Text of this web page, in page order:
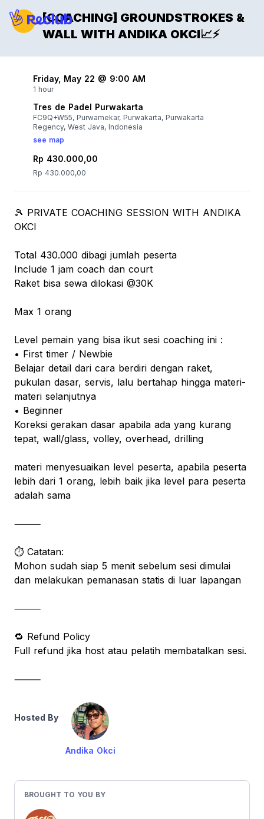
[COACHING] GROUNDSTROKES &
WALL WITH ANDIKA OKCI📈⚡️
Friday, May 22 @ 9:00 AM
1 hour
Tres de Padel Purwakarta
FC9Q+W55, Purwamekar, Purwakarta, Purwakarta
Regency, West Java, Indonesia
see map
Rp 430.000,00
Rp 430.000,00
🎾 PRIVATE COACHING SESSION WITH ANDIKA
OKCI
Total 430.000 dibagi jumlah peserta
Include 1 jam coach dan court
Raket bisa sewa dilokasi @30K
Max 1 orang
Level pemain yang bisa ikut sesi coaching ini :
• First timer / Newbie
Belajar detail dari cara berdiri dengan raket,
pukulan dasar, servis, lalu bertahap hingga materi-
materi selanjutnya
• Beginner
Koreksi gerakan dasar apabila ada yang kurang
tepat, wall/glass, volley, overhead, drilling
materi menyesuaikan level peserta, apabila peserta
lebih dari 1 orang, lebih baik jika level para peserta
adalah sama
⸻
⏱ Catatan:
Mohon sudah siap 5 menit sebelum sesi dimulai
dan melakukan pemanasan statis di luar lapangan
⸻
🔁 Refund Policy
Full refund jika host atau pelatih membatalkan sesi.
⸻
Hosted By
Andika Okci
BROUGHT TO YOU BY